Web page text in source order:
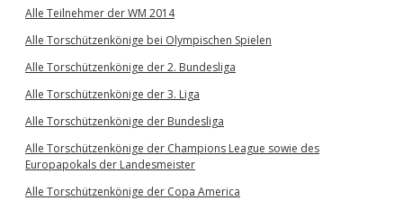
Alle Teilnehmer der WM 2014
Alle Torschützenkönige bei Olympischen Spielen
Alle Torschützenkönige der 2. Bundesliga
Alle Torschützenkönige der 3. Liga
Alle Torschützenkönige der Bundesliga
Alle Torschützenkönige der Champions League sowie des
Europapokals der Landesmeister
Alle Torschützenkönige der Copa America